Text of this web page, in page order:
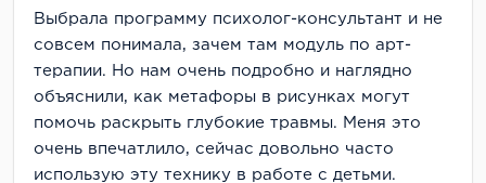
Выбрала программу психолог-консультант и не
совсем понимала, зачем там модуль по арт-
терапии. Но нам очень подробно и наглядно
объяснили, как метафоры в рисунках могут
помочь раскрыть глубокие травмы. Меня это
очень впечатлило, сейчас довольно часто
использую эту технику в работе с детьми.